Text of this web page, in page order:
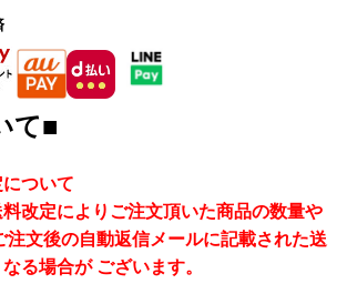
て■
ついて
改定によりご注文頂いた商品の数量や
注文後の自動返信メールに記載された送
る場合が ございます。